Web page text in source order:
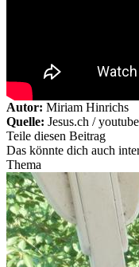
Autor: Miriam Hinrichs
Quelle: Jesus.ch /
Teile diesen Beitrag
Das könnte dich auch
Thema